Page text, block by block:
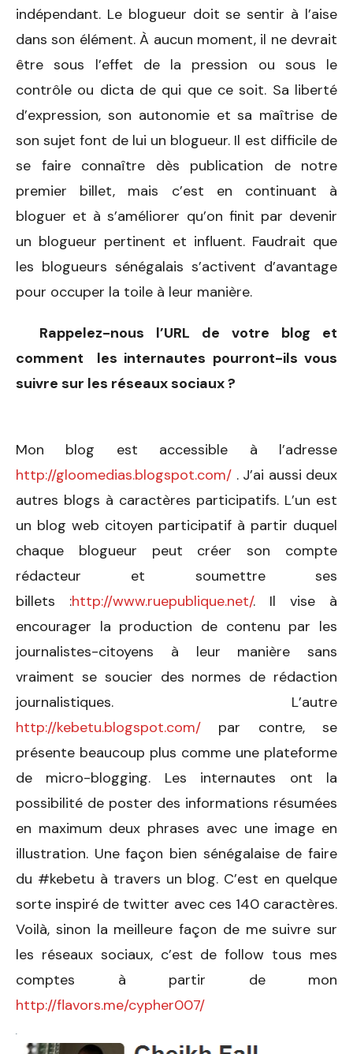
indépendant. Le blogueur doit se sentir à l’aise
dans son élément. À aucun moment, il ne devrait
être sous l’effet de la pression ou sous le
contrôle ou dicta de qui que ce soit. Sa liberté
d’expression, son autonomie et sa maîtrise de
son sujet font de lui un blogueur. Il est difficile de
se faire connaître dès publication de notre
premier billet, mais c’est en continuant à
bloguer et à s’améliorer qu’on finit par devenir
un blogueur pertinent et influent. Faudrait que
les blogueurs sénégalais s’activent d’avantage
pour occuper la toile à leur manière.
Rappelez-nous l’URL de votre blog et
comment les internautes pourront-ils vous
suivre sur les réseaux sociaux ?
Mon blog est accessible à l’adresse
http://gloomedias.blogspot.com/ . J’ai aussi deux
autres blogs à caractères participatifs. L’un est
un blog web citoyen participatif à partir duquel
chaque blogueur peut créer son compte
rédacteur et soumettre ses
billets :http://www.ruepublique.net/. Il vise à
encourager la production de contenu par les
journalistes-citoyens à leur manière sans
vraiment se soucier des normes de rédaction
journalistiques. L’autre
http://kebetu.blogspot.com/ par contre, se
présente beaucoup plus comme une plateforme
de micro-blogging. Les internautes ont la
possibilité de poster des informations résumées
en maximum deux phrases avec une image en
illustration. Une façon bien sénégalaise de faire
du #kebetu à travers un blog. C’est en quelque
sorte inspiré de twitter avec ces 140 caractères.
Voilà, sinon la meilleure façon de me suivre sur
les réseaux sociaux, c’est de follow tous mes
comptes à partir de mon
http://flavors.me/cypher007/